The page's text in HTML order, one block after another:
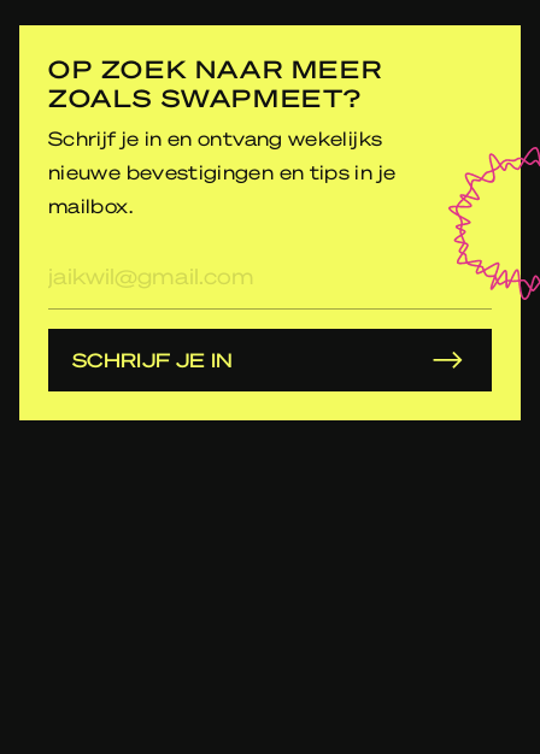
OP ZOEK NAAR MEER
ZOALS SWAPMEET?
Schrijf je in en ontvang wekelijks
nieuwe bevestigingen en tips in je
mailbox.
mailadres
SCHRIJF JE IN